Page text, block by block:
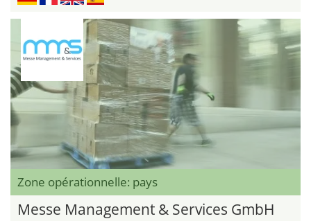
Zone opérationnelle: pays
Messe Management & Services GmbH